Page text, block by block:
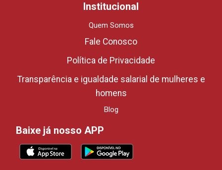
Institucional
Quem Somos
Fale Conosco
Política de Privacidade
Transparência e igualdade salarial de mulheres e
homens
Blog
Baixe já nosso APP